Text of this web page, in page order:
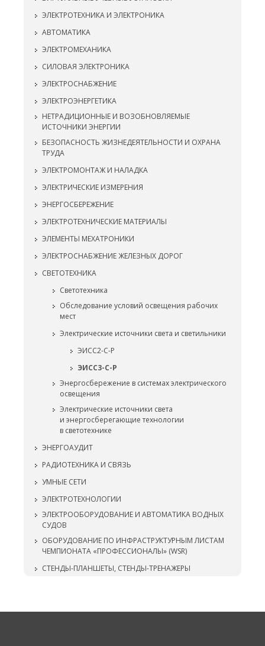
ЭЛЕКТРОТЕХНИКА И ЭЛЕКТРОНИКА
АВТОМАТИКА
ЭЛЕКТРОМЕХАНИКА
СИЛОВАЯ ЭЛЕКТРОНИКА
ЭЛЕКТРОСНАБЖЕНИЕ
ЭЛЕКТРОЭНЕРГЕТИКА
НЕТРАДИЦИОННЫЕ И ВОЗОБНОВЛЯЕМЫЕ
ИСТОЧНИКИ ЭНЕРГИИ
БЕЗОПАСНОСТЬ ЖИЗНЕДЕЯТЕЛЬНОСТИ И ОХРАНА
ТРУДА
ЭЛЕКТРОМОНТАЖ И НАЛАДКА
ЭЛЕКТРИЧЕСКИЕ ИЗМЕРЕНИЯ
ЭНЕРГОСБЕРЕЖЕНИЕ
ЭЛЕКТРОТЕХНИЧЕСКИЕ МАТЕРИАЛЫ
ЭЛЕМЕНТЫ МЕХАТРОНИКИ
ЭЛЕКТРОСНАБЖЕНИЕ ЖЕЛЕЗНЫХ ДОРОГ
СВЕТОТЕХНИКА
Светотехника
Обследование условий освещения рабочих
мест
Электрические источники света и светильники
ЭИСС2-С-Р
ЭИСС3-С-Р
Энергосбережение в системах электрического
освещения
Электрические источники света
и энергосберегающие технологии
в светотехнике
ЭНЕРГОАУДИТ
РАДИОТЕХНИКА И СВЯЗЬ
УМНЫЕ СЕТИ
ЭЛЕКТРОТЕХНОЛОГИИ
ЭЛЕКТРООБОРУДОВАНИЕ И АВТОМАТИКА ВОДНЫХ
СУДОВ
ОБОРУДОВАНИЕ ПО ИНФРАСТРУКТУРНЫМ ЛИСТАМ
ЧЕМПИОНАТА «ПРОФЕССИОНАЛЫ» (WSR)
СТЕНДЫ-ПЛАНШЕТЫ, СТЕНДЫ-ТРЕНАЖЕРЫ